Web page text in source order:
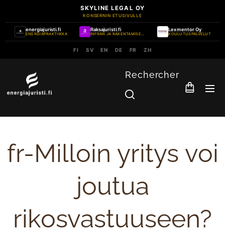
SKYLINE LEGAL OY
KONSERNIN ETUSIVULLE
energiajuristi.fi
ENERGIAPRAKTIIKKA
Raksajuristi.fi
INFRAN JA RAKENTAMISEN PRAKTIIKKA
Lexmentor Oy
KOULUTUSPALVELUT
FI SV EN DE FR ZH
Rechercher
fr-Milloin yritys voi
joutua
rikosvastuuseen?